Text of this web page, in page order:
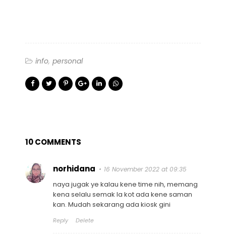
info personal
10 COMMENTS
norhidana 16 November 2022 at 09:35
naya jugak ye kalau kene time nih, memang
kena selalu semak la kot ada kene saman
kan. Mudah sekarang ada kiosk gini
Reply Delete